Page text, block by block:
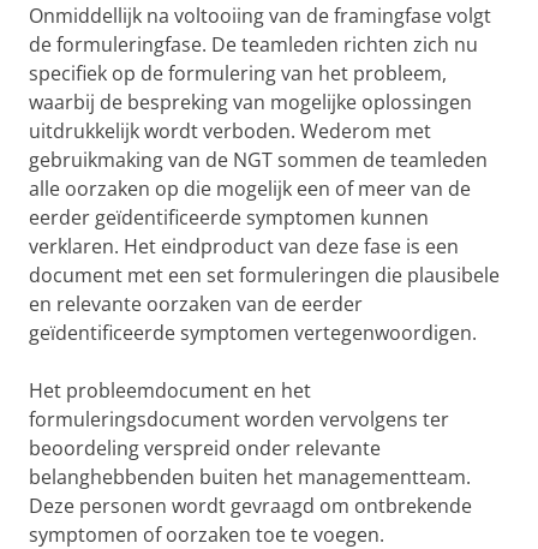
Onmiddellijk na voltooiing van de framingfase volgt
de formuleringfase. De teamleden richten zich nu
specifiek op de formulering van het probleem,
waarbij de bespreking van mogelijke oplossingen
uitdrukkelijk wordt verboden. Wederom met
gebruikmaking van de NGT sommen de teamleden
alle oorzaken op die mogelijk een of meer van de
eerder geïdentificeerde symptomen kunnen
verklaren. Het eindproduct van deze fase is een
document met een set formuleringen die plausibele
en relevante oorzaken van de eerder
geïdentificeerde symptomen vertegenwoordigen.
Het probleemdocument en het
formuleringsdocument worden vervolgens ter
beoordeling verspreid onder relevante
belanghebbenden buiten het managementteam.
Deze personen wordt gevraagd om ontbrekende
symptomen of oorzaken toe te voegen.